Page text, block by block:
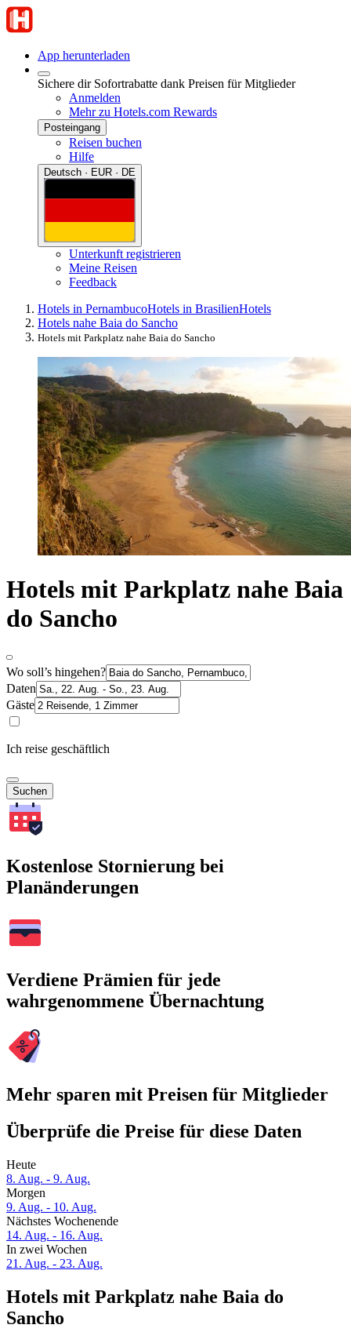
App herunterladen
Sichere dir Sofortrabatte dank Preisen für Mitglieder
Anmelden
Mehr zu Hotels.com Rewards
Posteingang
Reisen buchen
Hilfe
Deutsch · EUR · DE
Unterkunft registrieren
Meine Reisen
Feedback
Hotels in PernambucoHotels in BrasilienHotels
Hotels nahe Baia do Sancho
Hotels mit Parkplatz nahe Baia do Sancho
Hotels mit Parkplatz nahe Baia
do Sancho
Wo soll’s hingehen?
Daten
Gäste
Ich reise geschäftlich
Suchen
Kostenlose Stornierung bei
Planänderungen
Verdiene Prämien für jede
wahrgenommene Übernachtung
Mehr sparen mit Preisen für Mitglieder
Überprüfe die Preise für diese Daten
Heute
8. Aug. - 9. Aug.
Morgen
9. Aug. - 10. Aug.
Nächstes Wochenende
14. Aug. - 16. Aug.
In zwei Wochen
21. Aug. - 23. Aug.
Hotels mit Parkplatz nahe Baia do
Sancho